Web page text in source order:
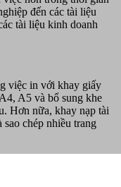
đến các tài liệu
tài liệu kinh doanh
việc in với khay giấy
A5 và bổ sung khe
Hơn nữa, khay nạp tài
chép nhiều trang